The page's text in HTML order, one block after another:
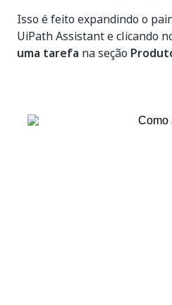
Isso é feito expandindo o
UiPath Assistant e clicando
uma tarefa na seção